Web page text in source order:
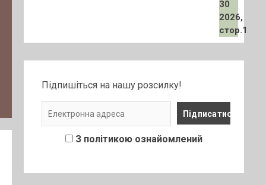
Підпишіться на нашу розсилку!
З політикою ознайомлений